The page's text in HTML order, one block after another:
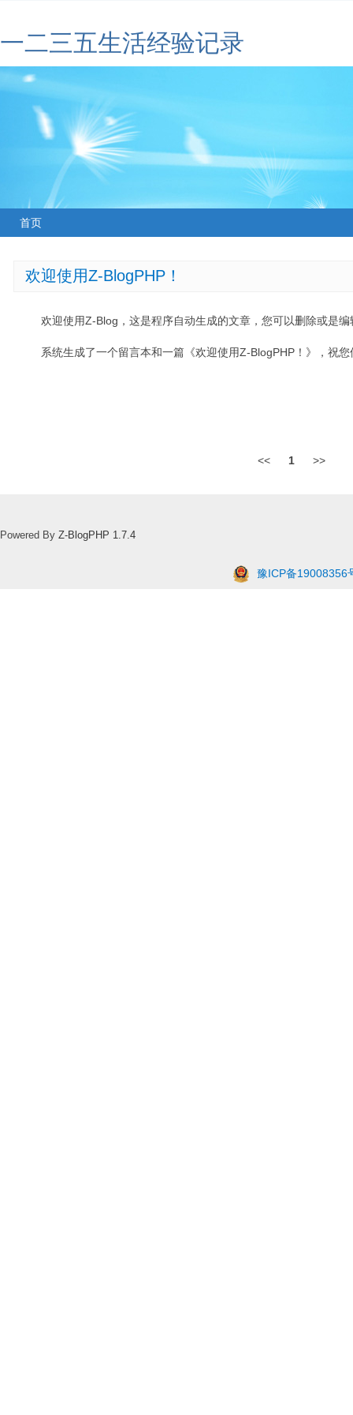
一二三五生活经验记录
首页
欢迎使用Z-BlogPHP！
欢迎使用Z-Blog，这是程序自动生成的文章，您可以删除或是编
系统生成了一个留言本和一篇《欢迎使用Z-BlogPHP！》，祝
<< 1 >>
Powered By Z-BlogPHP 1.7.4
豫ICP备19008356